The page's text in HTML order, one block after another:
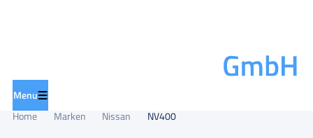
Menu
Home
Marken Nissan NV400